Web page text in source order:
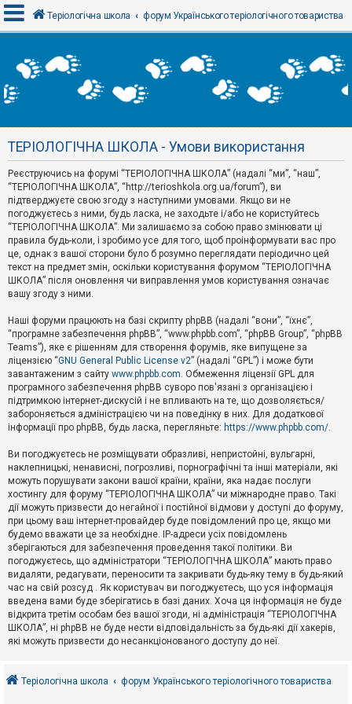
х
і
Р
є
с
т
р
а
ц
я
Т
м
и
б
е
з
в
і
д
п
о
в
д
й
А
к
т
и
в
н
т
е
м
и
о
Теріологічна школа форум Українського теріологічного товариства
ТЕРІОЛОГІЧНА ШКОЛА - Умови використання
Реєструючись на форумі “ТЕРІОЛОГІЧНА ШКОЛА” (надалі “ми”, “наш”,
“ТЕРІОЛОГІЧНА ШКОЛА”, “http://terioshkola.org.ua/forum”), ви
підтверджуєте свою згоду з наступними умовами. Якщо ви не
погоджуєтесь з ними, будь ласка, не заходьте і/або не користуйтесь
“ТЕРІОЛОГІЧНА ШКОЛА”. Ми залишаємо за собою право змінювати ці
правила будь-коли, і зробимо усе для того, щоб проінформувати вас про
це, однак з вашої сторони було б розумно переглядати періодично цей
текст на предмет змін, оскільки користування форумом “ТЕРІОЛОГІЧНА
ШКОЛА” після оновлення чи виправлення умов користування означає
вашу згоду з ними.
Наші форуми працюють на базі скрипту phpBB (надалі “вони”, “їхнє”,
“програмне забезпечення phpBB”, “www.phpbb.com”, “phpBB Group”, “phpBB
Teams”), яке є рішенням для створення форумів, яке випущене за
ліцензією “GNU General Public License v2” (надалі “GPL”) і може бути
завантаженим з сайту www.phpbb.com. Обмеження ліцензії GPL для
програмного забезпечення phpBB суворо пов'язані з організацією і
підтримкою інтернет-дискусій і не впливають на те, що дозволяється/
забороняється адміністрацією чи на поведінку в них. Для додаткової
інформації про phpBB, будь ласка, перегляньте: https://www.phpbb.com/.
Ви погоджуєтесь не розміщувати образливі, непристойні, вульгарні,
наклепницькі, ненависні, погрозливі, порнографічні та інші матеріали, які
можуть порушувати закони вашої країни, країни, яка надає послуги
хостингу для форуму “ТЕРІОЛОГІЧНА ШКОЛА” чи міжнародне право. Такі
дії можуть призвести до негайної і постійної відмови у доступі до форуму,
при цьому ваш інтернет-провайдер буде повідомлений про це, якщо ми
будемо вважати це за необхідне. IP-адреси усіх повідомлень
зберігаються для забезпечення проведення такої політики. Ви
погоджуєтесь, що адміністратори “ТЕРІОЛОГІЧНА ШКОЛА” мають право
видаляти, редагувати, переносити та закривати будь-яку тему в будь-який
час на свій розсуд . Як користувач ви погоджуєтесь, що уся інформація
введена вами буде зберігатись в базі даних. Хоча ця інформація не буде
відкрита третім особам без вашої згоди, ні адміністрація “ТЕРІОЛОГІЧНА
ШКОЛА”, ні phpBB не буде нести відповідальність за будь-які дії хакерів,
які можуть призвести до несанкціонованого доступу до неї.
Теріологічна школа форум Українського теріологічного товариства